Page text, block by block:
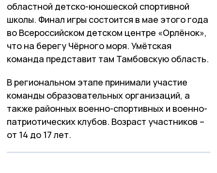
областной детско-юношеской спортивной
школы. Финал игры состоится в мае этого года
во Всероссийском детском центре «Орлёнок»,
что на берегу Чёрного моря. Умётская
команда представит там Тамбовскую область.
В региональном этапе принимали участие
команды образовательных организаций, а
также районных военно-спортивных и военно-
патриотических клубов. Возраст участников –
от 14 до 17 лет.